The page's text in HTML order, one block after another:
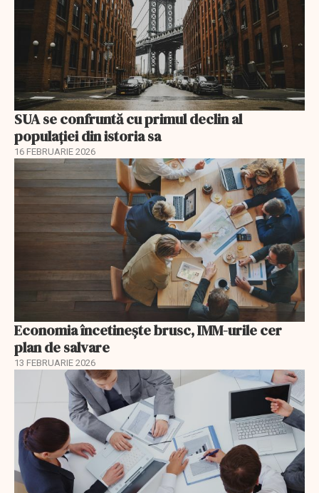
SUA se confruntă cu primul declin al
populației din istoria sa
16 FEBRUARIE 2026
Economia încetinește brusc, IMM-urile cer
plan de salvare
13 FEBRUARIE 2026